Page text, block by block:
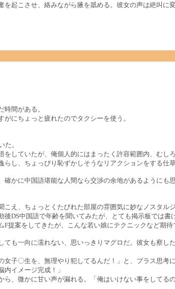
起こさせ、絡みながら腋を舐める。彼女の声は絶叫に
間がある。
にちょっと疲れたのでタクシーを使う。
。
していたが、俺個人的にはまったく許容範囲内、むし
し、ちょっぴり恥ずかしそうなリアクションをする仕
かに中国語堪能な人間なら交渉の余地があるようにも
え、ちょっとくたびれた部屋の雰囲気に妙なノスタルジ
DS中国語で年齢を聞いてみたが、とても掲示板では書
提案をしてきたが、こんな若い娘にテクニックなど期待
も一向に濡れない、思いっきりマグロだ。彼女も察
子〇生を、無理やり犯してるんだ！」と、プラス思考
イメージ完成！」
、微かに甘い声が漏れる。「俺はいけない事をしてる